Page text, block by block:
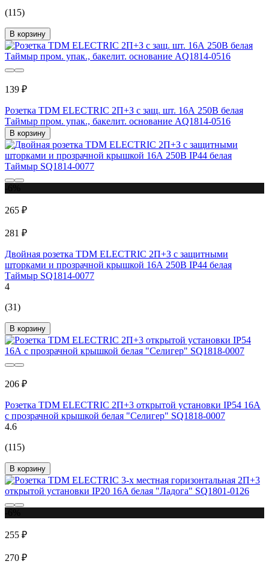
(115)
В корзину
139 ₽
Розетка TDM ELECTRIC 2П+З с защ. шт. 16А 250В белая
Таймыр пром. упак., бакелит. основание AQ1814-0516
В корзину
265 ₽
281 ₽
Двойная розетка TDM ELECTRIC 2П+З с защитными
шторками и прозрачной крышкой 16А 250В IP44 белая
Таймыр SQ1814-0077
4
(31)
В корзину
206 ₽
Розетка TDM ELECTRIC 2П+3 открытой установки IP54 16А
с прозрачной крышкой белая "Селигер" SQ1818-0007
4.6
(115)
В корзину
255 ₽
270 ₽